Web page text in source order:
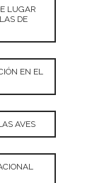
LUGAR
DE
EN EL
AVES